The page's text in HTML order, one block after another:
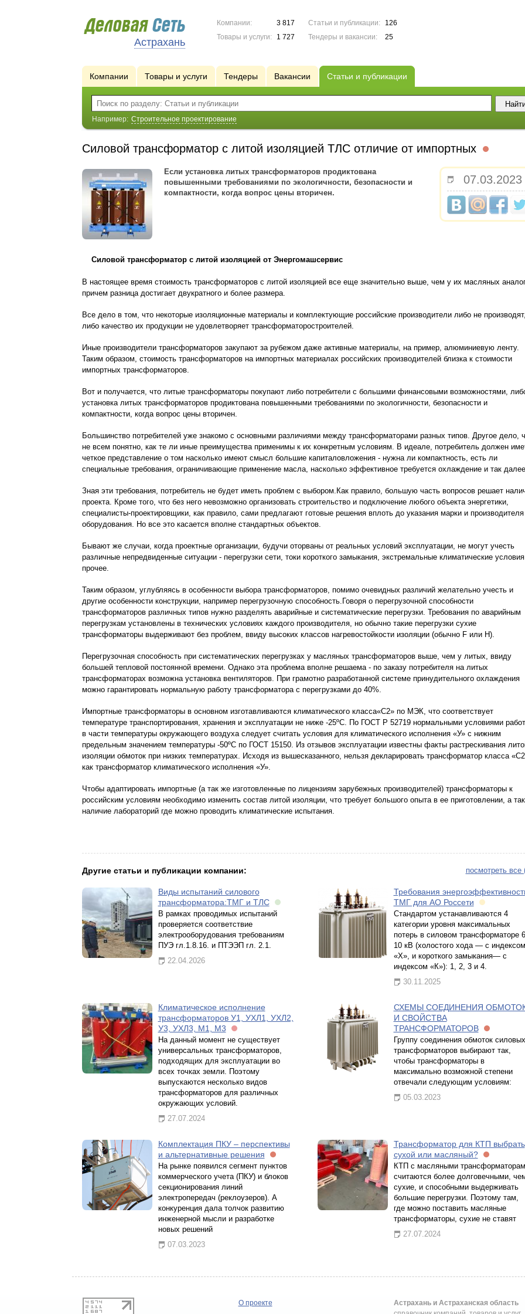
Астрахань
Компании:
3 817
Товары и услуги:
1 727
Статьи и публикации:
126
Тендеры и вакансии:
25
Компании Товары и услуги Тендеры Вакансии Статьи и публикации
Например: Строительное проектирование
Силовой трансформатор с литой изоляцией ТЛС отличие от импортных
07.03.2023
Если установка литых трансформаторов продиктована
повышенными требованиями по экологичности, безопасности и
компактности, когда вопрос цены вторичен.
Силовой трансформатор с литой изоляцией от Энергомашсервис
В настоящее время стоимость трансформаторов с литой изоляцией все еще значительно выше, чем у их масляных
причем разница достигает двукратного и более размера.
Все дело в том, что некоторые изоляционные материалы и комплектующие российские производители либо не производят,
либо качество их продукции не удовлетворяет трансформаторостроителей.
Иные производители трансформаторов закупают за рубежом даже активные материалы, на пример, алюминиевую ленту.
Таким образом, стоимость трансформаторов на импортных материалах российских производителей близка к стоимости
импортных трансформаторов.
Вот и получается, что литые трансформаторы покупают либо потребители с большими финансовыми возможностями,
установка литых трансформаторов продиктована повышенными требованиями по экологичности, безопасности и
компактности, когда вопрос цены вторичен.
Большинство потребителей уже знакомо с основными различиями между трансформаторами разных типов. Другое дело,
не всем понятно, как те ли иные преимущества применимы к их конкретным условиям. В идеале, потребитель должен
четкое представление о том насколько имеют смысл большие капиталовложения - нужна ли компактность, есть ли
специальные требования, ограничивающие применение масла, насколько эффективное требуется охлаждение и так
Зная эти требования, потребитель не будет иметь проблем с выбором.Как правило, большую часть вопросов решает
проекта. Кроме того, что без него невозможно организовать строительство и подключение любого объекта энергетики,
специалисты-проектировщики, как правило, сами предлагают готовые решения вплоть до указания марки и производителя
оборудования. Но все это касается вполне стандартных объектов.
Бывают же случаи, когда проектные организации, будучи оторваны от реальных условий эксплуатации, не могут учесть
различные непредвиденные ситуации - перегрузки сети, токи короткого замыкания, экстремальные климатические
прочее.
Таким образом, углубляясь в особенности выбора трансформаторов, помимо очевидных различий желательно учесть и
другие особенности конструкции, например перегрузочную способность.Говоря о перегрузочной способности
трансформаторов различных типов нужно разделять аварийные и систематические перегрузки. Требования по аварийным
перегрузкам установлены в технических условиях каждого производителя, но обычно такие перегрузки сухие
трансформаторы выдерживают без проблем, ввиду высоких классов нагревостойкости изоляции (обычно F или H).
Перегрузочная способность при систематических перегрузках у масляных трансформаторов выше, чем у литых, ввиду
большей тепловой постоянной времени. Однако эта проблема вполне решаема - по заказу потребителя на литых
трансформаторах возможна установка вентиляторов. При грамотно разработанной системе принудительного охлаждения
можно гарантировать нормальную работу трансформатора с перегрузками до 40%.
Импортные трансформаторы в основном изготавливаются климатического класса«С2» по МЭК, что соответствует
температуре транспортирования, хранения и эксплуатации не ниже -25ºС. По ГОСТ Р 52719 нормальными условиями
в части температуры окружающего воздуха следует считать условия для климатического исполнения «У» с нижним
предельным значением температуры -50ºС по ГОСТ 15150. Из отзывов эксплуатации известны факты растрескивания
изоляции обмоток при низких температурах. Исходя из вышесказанного, нельзя декларировать трансформатор класса
как трансформатор климатического исполнения «У».
Чтобы адаптировать импортные (а так же изготовленные по лицензиям зарубежных производителей) трансформаторы к
российским условиям необходимо изменить состав литой изоляции, что требует большого опыта в ее приготовлении, а
наличие лабораторий где можно проводить климатические испытания.
посмотреть все
Другие статьи и публикации компании:
Виды испытаний силового
трансформатора:ТМГ и ТЛС
В рамках проводимых испытаний
проверяется соответствие
электрооборудования требованиям
ПУЭ гл.1.8.16. и ПТЭЭП гл. 2.1.
22.04.2026
Требования
ТМГ для АО Россети
Стандартом устанавливаются 4
категории уровня максимальных
потерь в силовом трансформаторе
10 кВ (холостого хода — с индексом
«Х», и короткого замыкания— с
индексом «К»): 1, 2, 3 и 4.
30.11.2025
Климатическое исполнение
трансформаторов У1, УХЛ1, УХЛ2,
У3, УХЛ3, М1, М3
На данный момент не существует
универсальных трансформаторов,
подходящих для эксплуатации во
всех точках земли. Поэтому
выпускаются несколько видов
трансформаторов для различных
окружающих условий.
27.07.2024
СХЕМЫ СОЕДИНЕНИЯ
И СВОЙСТВА
ТРАНСФОРМАТОРОВ
Группу соединения обмоток силовых
трансформаторов выбирают так,
чтобы трансформаторы в
максимально возможной степени
отвечали следующим условиям:
05.03.2023
Комплектация ПКУ – перспективы
и альтернативные решения
На рынке появился сегмент пунктов
коммерческого учета (ПКУ) и блоков
секционирования линий
электропередач (реклоузеров). А
конкуренция дала толчок развитию
инженерной мысли и разработке
новых решений
07.03.2023
Трансформатор для КТП выбрать
сухой или масляный?
КТП с масляными
считаются более долговечными,
сухие, и способными выдерживать
большие перегрузки. Поэтому там,
где можно поставить масляные
трансформаторы, сухие не ставят
27.07.2024
О проекте
Астрахань и Астраханская область